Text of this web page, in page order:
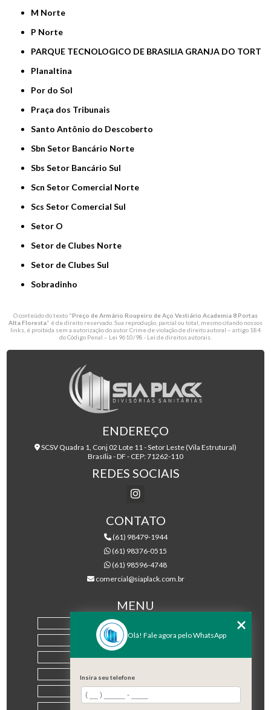
M Norte
P Norte
PARQUE TECNOLOGICO DE BRASILIA GRANJA DO TORT
Planaltina
Por do Sol
Praça dos Tribunais
Santo Antônio do Descoberto
Sbn Setor Bancário Norte
Sbs Setor Bancário Sul
Scn Setor Comercial Norte
Scs Setor Comercial Sul
Setor O
Setor de Clubes Norte
Setor de Clubes Sul
Sobradinho
O conteúdo do texto "Preço de Armário Roupeiro de Aço Vestiário Academia 8 Portas
Alta Floresta" é de direito reservado. Sua reprodução, parcial ou total, mesmo citando nossos
links, é proibida sem a autorização do autor. Crime de violação de direito autoral – artigo 184
do Código Penal – Lei 9610/98 - Lei de direitos autorais
ENDEREÇO
SCSV Quadra 1, Conj 02 Lote 11 - Setor Leste (Vila Estrutural)
Brasília - DF - CEP: 71262-110
REDES SOCIAIS
CONTATO
(61) 98479-1944
(61) 98376-0515
(61) 98596-4748
comercial@siaplack.com.br
MENU
EMPRESA
PRODUTOS
Olá! Fale agora pelo WhatsApp
Insira seu telefone